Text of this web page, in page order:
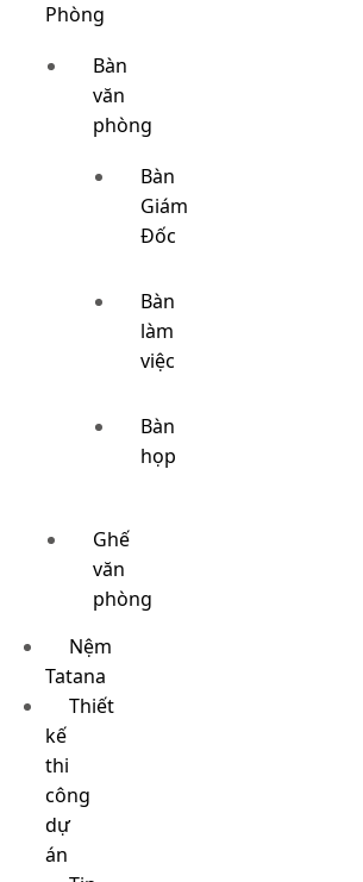
Phòng
Bàn
văn
phòng
Bàn
Giám
Đốc
Bàn
làm
việc
Bàn
họp
Ghế
văn
phòng
Nệm
Tatana
Thiết
kế
thi
công
dự
án